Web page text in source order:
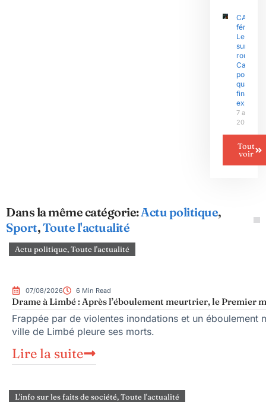
CAN
Le
sur la
route du
pour un
quart de
finale
explosif
7 août
2026
Tout
voir
Dans la même catégorie:Actu politique,
Sport,Toute l'actualité
Actu politique,Toute l'actualité
07/08/2026 6 Min Read
Drame à Limbé : Après l’éboulement meurtrier, le Premier
Frappée par de violentes inondations et un
ville de Limbé pleure ses morts.
Lire la suite
L'info sur les faits de société,Toute l'actualité